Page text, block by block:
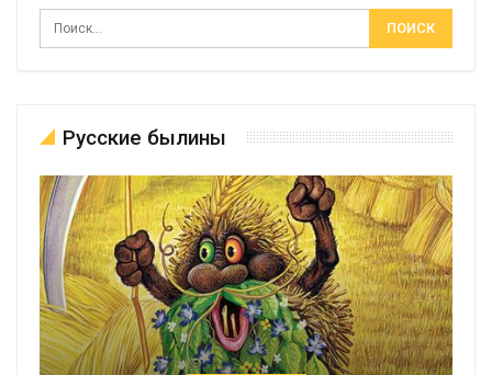
Русские былины